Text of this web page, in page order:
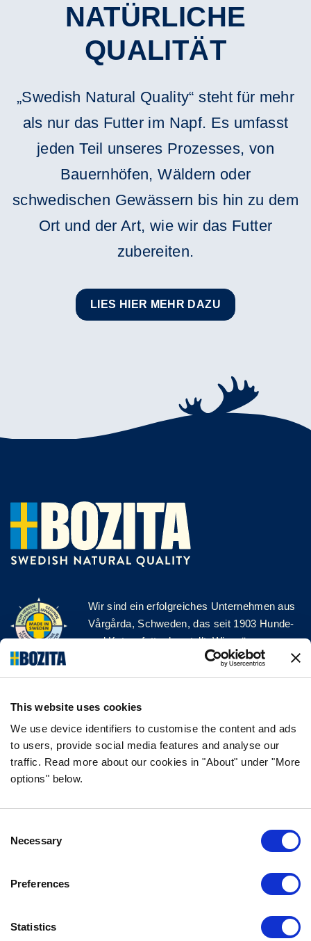
This website uses cookies
We use device identifiers to customise the content and ads
to users, provide social media features and analyse our
traffic. Read more about our cookies in "About" under "More
options" below.
Selection
Necessary
Preferences
Statistics
NATÜRLICHE
QUALITÄT
„Swedish Natural Quality“ steht für mehr
als nur das Futter im Napf. Es umfasst
jeden Teil unseres Prozesses, von
Bauernhöfen, Wäldern oder
schwedischen Gewässern bis hin zu dem
Ort und der Art, wie wir das Futter
zubereiten.
LIES HIER MEHR DAZU
Wir sind ein erfolgreiches Unternehmen aus
Vårgårda, Schweden, das seit 1903 Hunde-
und Katzenfutter herstellt. Wir mögen es
natürlich und einfach. Wir stellen unser
Hunde- und Katzenfutter aus hochwertigen
FOLGE UNS AUF SOCIAL MEDIA
FAQ